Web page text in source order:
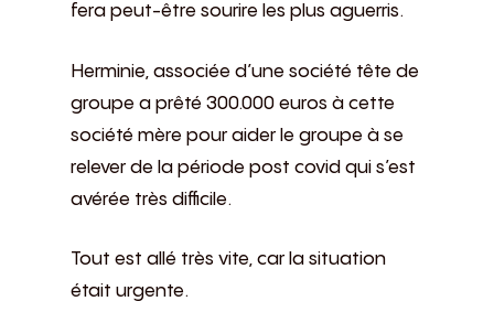
fera peut-être sourire les plus aguerris.
Herminie, associée d’une société tête de
groupe a prêté 300.000 euros à cette
société mère pour aider le groupe à se
relever de la période post covid qui s’est
avérée très difficile.
Tout est allé très vite, car la situation
était urgente.